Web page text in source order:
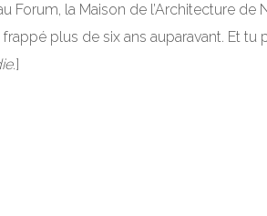
Forum, la Maison de l’Architecture
frappé plus de six ans auparavant. Et
.]